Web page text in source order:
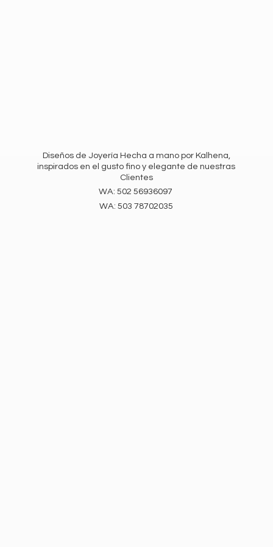
Diseños de Joyería Hecha a mano por Kalhena,
inspirados en el gusto fino y elegante de nuestras
Clientes
WA: 502 56936097
WA:503 78702035